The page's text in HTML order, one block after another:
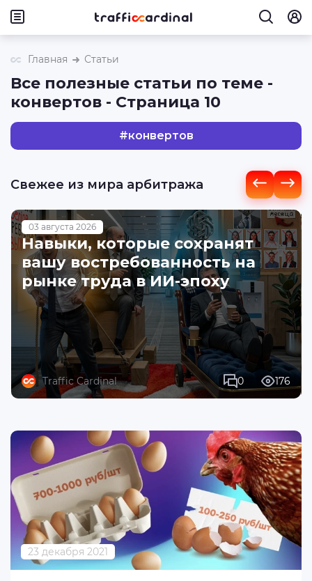
Главная Статьи
Все полезные статьи по теме -
конвертов - Страница 10
#конвертов
Свежее из мира арбитража
03 августа 2026
Навыки, которые сохранят
вашу востребованность на
рынке труда в ИИ-эпоху
Traffic Cardinal 0 176
23 декабря 2021